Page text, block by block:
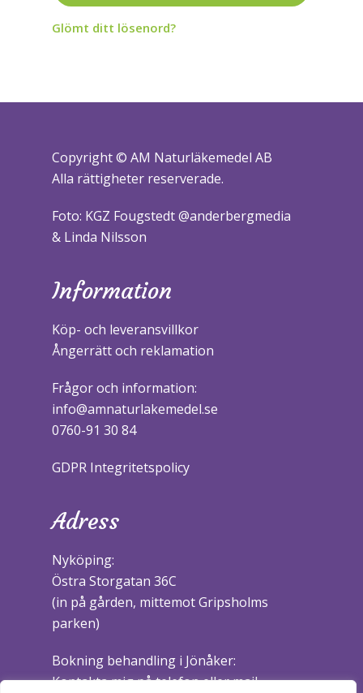
Glömt ditt lösenord?
Copyright © AM Naturläkemedel AB
Alla rättigheter reserverade.
Foto: KGZ Fougstedt @anderbergmedia
& Linda Nilsson
Information
Köp- och leveransvillkor
Ångerrätt och reklamation
Frågor och information:
info@amnaturlakemedel.se
0760-91 30 84
GDPR Integritetspolicy
Adress
Nyköping:
Östra Storgatan 36C
(in på gården, mittemot Gripsholms
parken)
Bokning behandling i Jönåker:
Kontakta mig på telefon eller mail.